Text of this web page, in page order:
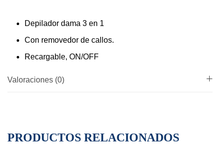
Depilador dama 3 en 1
Con removedor de callos.
Recargable, ON/OFF
Valoraciones (0)
PRODUCTOS RELACIONADOS